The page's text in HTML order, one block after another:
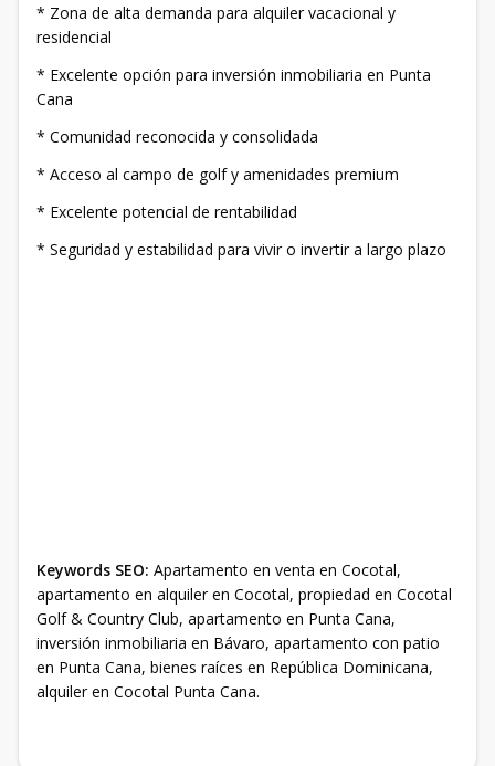
* Zona de alta demanda para alquiler vacacional y
residencial
* Excelente opción para inversión inmobiliaria en Punta
Cana
* Comunidad reconocida y consolidada
* Acceso al campo de golf y amenidades premium
* Excelente potencial de rentabilidad
* Seguridad y estabilidad para vivir o invertir a largo plazo
Keywords SEO: Apartamento en venta en Cocotal,
apartamento en alquiler en Cocotal, propiedad en Cocotal
Golf & Country Club, apartamento en Punta Cana,
inversión inmobiliaria en Bávaro, apartamento con patio
en Punta Cana, bienes raíces en República Dominicana,
alquiler en Cocotal Punta Cana.